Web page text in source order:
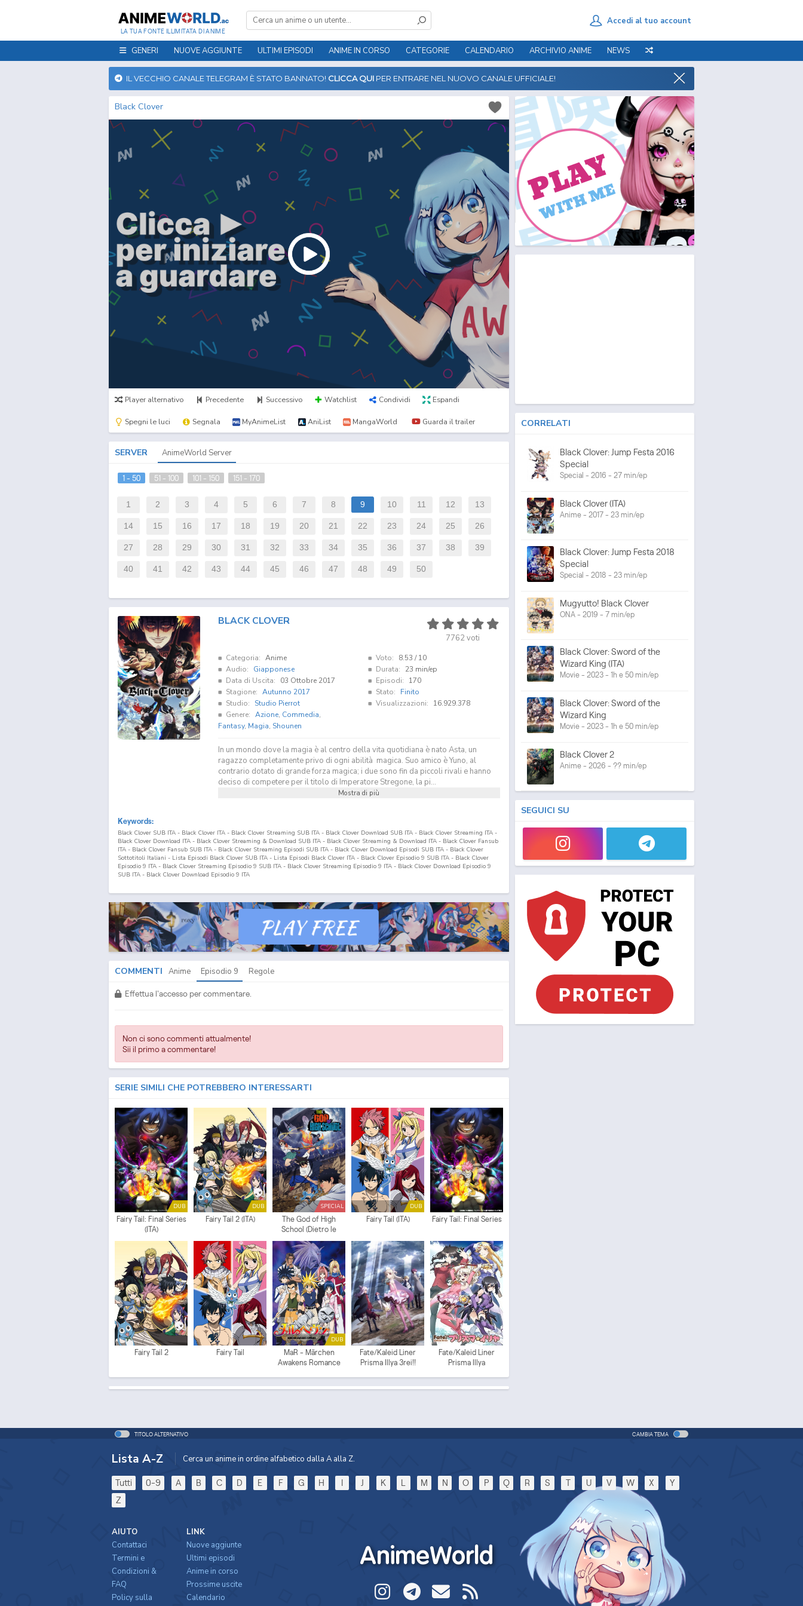
LA TUA FONTE ILLIMITATA DI ANIME
Accedi al tuo account
GENERI NUOVE AGGIUNTE ULTIMI EPISODI ANIME IN CORSO CATEGORIE CALENDARIO ARCHIVIO ANIME NEWS
IL VECCHIO CANALE TELEGRAM È STATO BANNATO! CLICCA QUI PER ENTRARE NEL NUOVO CANALE UFFICIALE!
Black Clover
Player alternativo Precedente Successivo Watchlist Condividi Espandi
Spegni le luci Segnala MyAnimeList AniList MangaWorld Guarda il trailer
SERVER AnimeWorld Server
1 - 50 51 - 100 101 - 150 151 - 170
1 2 3 4 5 6 7 8 9 10 11 12 13
14 15 16 17 18 19 20 21 22 23 24 25 26
27 28 29 30 31 32 33 34 35 36 37 38 39
40 41 42 43 44 45 46 47 48 49 50
BLACK CLOVER
7762voti
Categoria: Anime
Audio:
Giapponese
Data di Uscita:
03 Ottobre 2017
Stagione: Autunno 2017
Studio:
Studio Pierrot
Genere: Azione, Commedia,
Fantasy, Magia, Shounen
Voto: 8.53 / 10
Durata:
23 min/ep
Episodi:
170
Stato:
Finito
Visualizzazioni:
16.929.378
In un mondo dove la magia è al centro della vita quotidiana è nato Asta, un
ragazzo completamente privo di ogni abilità magica. Suo amico è Yuno, al
contrario dotato di grande forza magica; i due sono fin da piccoli rivali e hanno
deciso di competere per il titolo di Imperatore Stregone, la pi...
Mostra di più
Keywords:
Black Clover SUB ITA - Black Clover ITA - Black Clover Streaming SUB ITA - Black Clover Download SUB ITA - Black Clover Streaming ITA -
Black Clover Download ITA - Black Clover Streaming & Download SUB ITA - Black Clover Streaming & Download ITA - Black Clover Fansub
ITA - Black Clover Fansub SUB ITA - Black Clover Streaming Episodi SUB ITA - Black Clover Download Episodi SUB ITA - Black Clover
Sottotitoli Italiani - Lista Episodi Black Clover SUB ITA - Lista Episodi Black Clover ITA - Black Clover Episodio 9 SUB ITA - Black Clover
Episodio 9 ITA - Black Clover Streaming Episodio 9 SUB ITA - Black Clover Streaming Episodio 9 ITA - Black Clover Download Episodio 9
SUB ITA - Black Clover Download Episodio 9 ITA
COMMENTI Anime Episodio 9 Regole
Effettua l'accesso per commentare.
Non ci sono commenti attualmente!
Sii il primo a commentare!
SERIE SIMILI CHE POTREBBERO INTERESSARTI
DUB
Fairy Tail: Final Series
(ITA)
DUB
Fairy Tail 2 (ITA)
SPECIAL
The God of High
School (Dietro le
quinte)
DUB
Fairy Tail (ITA) Fairy Tail: Final Series
Fairy Tail 2 Fairy Tail
DUB
MaR - Märchen
Awakens Romance
Fate/Kaleid Liner
Prisma Illya 3rei!!
Fate/Kaleid Liner
Prisma Illya
CORRELATI
Black Clover: Jump Festa 2016
Special
Special - 2016 - 27 min/ep
Black Clover (ITA)
Anime - 2017 - 23 min/ep
Black Clover: Jump Festa 2018
Special
Special - 2018 - 23 min/ep
Mugyutto! Black Clover
ONA - 2019 - 7 min/ep
Black Clover: Sword of the
Wizard King (ITA)
Movie - 2023 - 1h e 50 min/ep
Black Clover: Sword of the
Wizard King
Movie - 2023 - 1h e 50 min/ep
Black Clover 2
Anime - 2026 - ?? min/ep
SEGUICI SU
TITOLO ALTERNATIVO CAMBIA TEMA
Lista A-Z Cerca un anime in ordine alfabetico dalla A alla Z.
Tutti 0-9 A B C D E F G H I J K L M N O P Q R S T U V W X
Y
Z
AnimeWorld
AIUTO
Contattaci
Termini e
Condizioni &
FAQ
Policy sulla
LINK
Nuove aggiunte
Ultimi episodi
Anime in corso
Prossime uscite
Calendario